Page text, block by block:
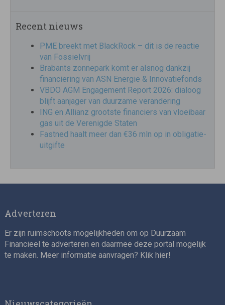
Recent nieuws
PME breekt met BlackRock – dit is de reactie
van Fossielvrij
Brabants zonnepark komt er alsnog dankzij
financiering van ASN Energie & Innovatiefonds
VBDO AGM Engagement Report 2026: dialoog
blijft aanjager van duurzame verandering
ING en Allianz grootste financiers van vloeibaar
gas uit de Verenigde Staten
Fastned haalt meer dan €36 mln op in obligatie-
uitgifte
Adverteren
Er zijn ruimschoots mogelijkheden om op Duurzaam
Financieel te adverteren en daarmee deze portal mogelijk
te maken. Meer informatie aanvragen? Klik hier!